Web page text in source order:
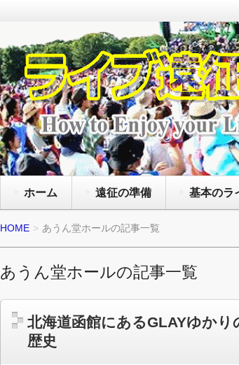
ライブ遠征 FANz
通年で国内外のライブ会場で様々なアー
を観る為にライヴの遠征旅行をしたいフ
と服装にマナー等の準備の方法と、聖地
ホーム 遠征の準備 基本のラ
HOME あうん堂ホールの記事一覧
あうん堂ホールの記事一覧
北海道函館にあるGLAYゆか
歴史